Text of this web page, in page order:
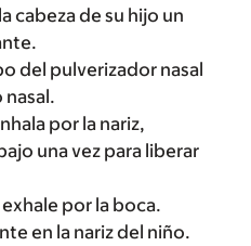
cabeza de su hijo un
del pulverizador nasal
por la nariz,
una vez para liberar
por la boca.
en la nariz del niño.